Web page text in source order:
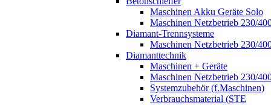
Maschinen Akku Geräte Solo
Maschinen Netzbetrieb 230/
Diamant-Trennsysteme
Maschinen Netzbetrieb 230/
Diamanttechnik
Maschinen + Geräte
Maschinen Netzbetrieb 230/
Systemzubehör (f.Maschinen)
Verbrauchsmaterial (STE